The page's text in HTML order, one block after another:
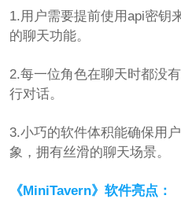
1.用户需要提前使用api密钥
的聊天功能。
2.每一位角色在聊天时都没
行对话。
3.小巧的软件体积能确保用
象，拥有丝滑的聊天场景。
《MiniTavern》软件亮点：